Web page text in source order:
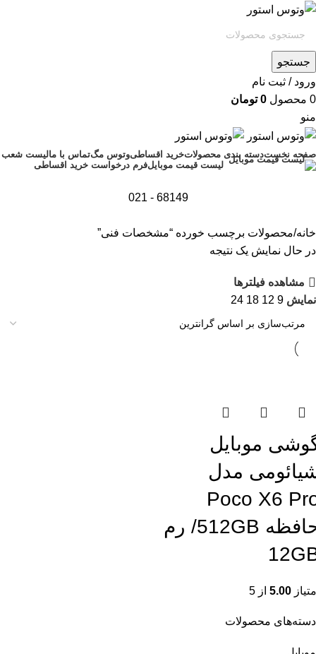
جستجو
ورود / ثبت نام
0 محصول 0 تومان
منو
صفحه نخستدسته بندی محصولاتخرید اقساطیوتوس مگتماس با مالیست شعب
لیست قیمت موبایلفرم درخواست خرید اقساطی
68149 - 021
دسته‌های محصولات
خانه محصولات برچسب خورده “مشخصات فنی”
در حال نمایش یک نتیجه
مشاهده فیلترها
نمایش 9
12
18
24
موبایل
مدل
Poco X6
حافظه 512GB/ رم
5.00 از 5